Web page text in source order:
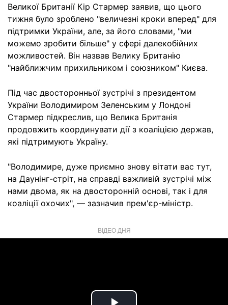
Великої Британії Кір Стармер заявив, що цього
тижня було зроблено "величезні кроки вперед" для
підтримки України, але, за його словами, "ми
можемо зробити більше" у сфері далекобійних
можливостей. Він назвав Велику Британію
"найближчим прихильником і союзником" Києва.
Під час двосторонньої зустрічі з президентом
України Володимиром Зеленським у Лондоні
Стармер підкреслив, що Велика Британія
продовжить координувати дії з коаліцією держав,
які підтримують Україну.
"Володимире, дуже приємно знову вітати вас тут,
на Даунінг-стріт, на справді важливій зустрічі між
нами двома, як на двосторонній основі, так і для
коаліції охочих", — зазначив прем'єр-міністр.
ВІДЕО ДНЯ